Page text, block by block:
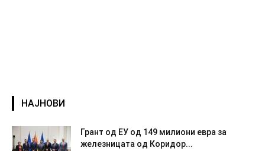
НАЈНОВИ
Грант од ЕУ од 149 милиони евра за
железницата од Коридор...